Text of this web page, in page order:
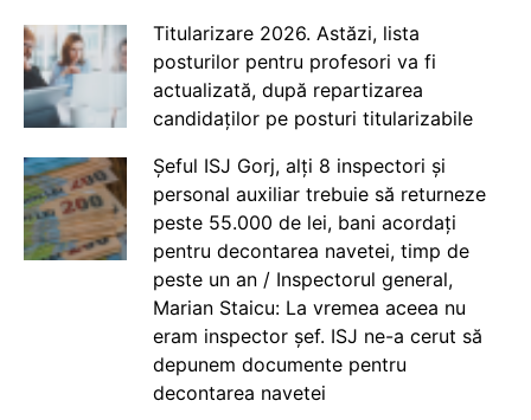
Titularizare 2026. Astăzi, lista
posturilor pentru profesori va fi
actualizată, după repartizarea
candidaților pe posturi titularizabile
Șeful ISJ Gorj, alți 8 inspectori și
personal auxiliar trebuie să returneze
peste 55.000 de lei, bani acordați
pentru decontarea navetei, timp de
peste un an / Inspectorul general,
Marian Staicu: La vremea aceea nu
eram inspector șef. ISJ ne-a cerut să
depunem documente pentru
decontarea navetei